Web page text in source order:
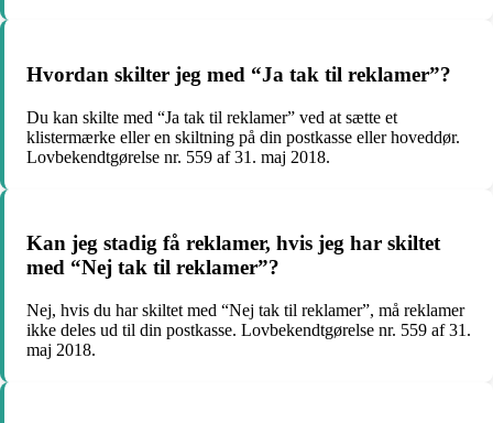
Hvordan skilter jeg med “Ja tak til reklamer”?
Du kan skilte med “Ja tak til reklamer” ved at sætte et
klistermærke eller en skiltning på din postkasse eller hoveddør.
Lovbekendtgørelse nr. 559 af 31. maj 2018.
Kan jeg stadig få reklamer, hvis jeg har skiltet
med “Nej tak til reklamer”?
Nej, hvis du har skiltet med “Nej tak til reklamer”, må reklamer
ikke deles ud til din postkasse. Lovbekendtgørelse nr. 559 af 31.
maj 2018.